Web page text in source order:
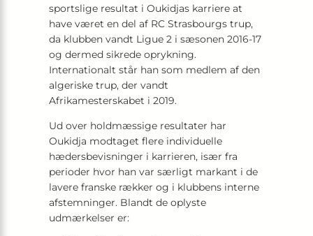
sportslige resultat i Oukidjas karriere at
have været en del af RC Strasbourgs trup,
da klubben vandt Ligue 2 i sæsonen 2016-17
og dermed sikrede oprykning.
Internationalt står han som medlem af den
algeriske trup, der vandt
Afrikamesterskabet i 2019.
Ud over holdmæssige resultater har
Oukidja modtaget flere individuelle
hædersbevisninger i karrieren, især fra
perioder hvor han var særligt markant i de
lavere franske rækker og i klubbens interne
afstemninger. Blandt de oplyste
udmærkelser er: